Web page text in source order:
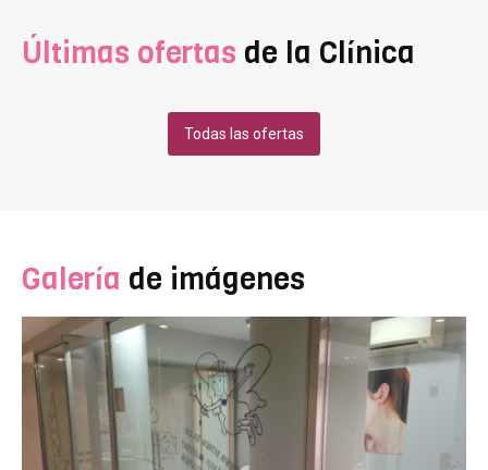
por financiar tu tratamiento. Todo el trámite se
forma de pago, deberás entregar en la clínica tu DNI,
última nómina y el número de cuenta bancaria donde
Financiación sin intereses, con cuotas mensuales y
plazos desde 3 meses hasta 12 meses. Financiación
6 meses hasta 60 meses.
PRIMERA CONSULTA GRATUITA.
FINANCIACIÓN A MEDIDA
Últimas ofertas de la Clínica
Todas las ofertas
Galería de imágenes